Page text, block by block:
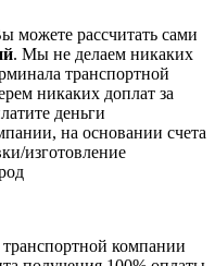
можете рассчитать сами
. Мы не делаем никаких
транспортной
никаких доплат за
деньги
на основании счета
изготовление
транспортной компании